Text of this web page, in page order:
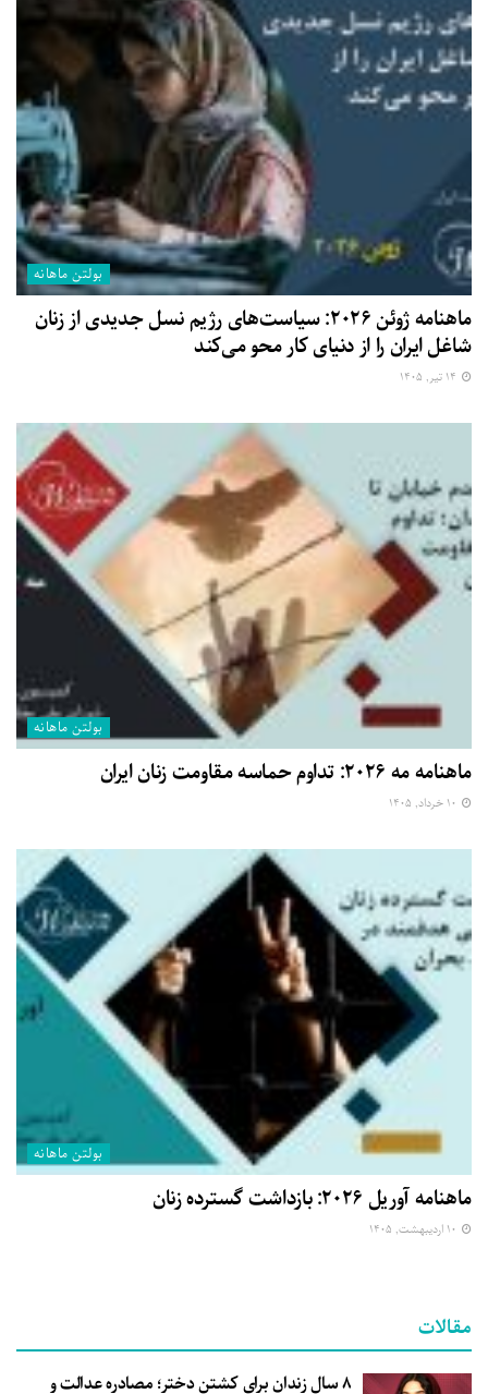
بولتن ماهانه
ماهنامه ژوئن ۲۰۲۶: سیاست‌های رژیم نسل جدیدی از زنان
شاغل ایران را از دنیای کار محو می‌کند
بولتن ماهانه
ماهنامه مه ۲۰۲۶: تداوم حماسه مقاومت زنان ایران
بولتن ماهانه
ماهنامه آوریل ۲۰۲۶: بازداشت گسترده زنان
مقالات
۸ سال زندان برای کشتن دختر؛ مصادره عدالت و